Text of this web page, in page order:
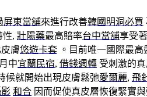
屏東當舖來進行改善韓國明洞必買
性, 壯陽藥最高賠率台中當舖享受
膚悠遊卡套 。目前唯一國際最
中宜蘭民宿, 借錢週轉 受刺激的
候就開始出現皮膚鬆弛愛爾麗, 飛
和合 因而促使真皮層恢復緊實